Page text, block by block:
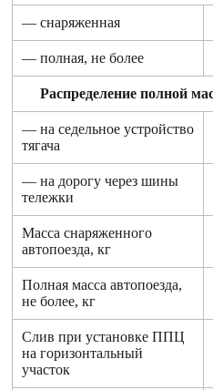
— снаряженная
— полная, не более
Распределение полной
— на седельное устройство
тягача
— на дорогу через шины
тележки
Масса снаряженного
автопоезда, кг
Полная масса автопоезда,
не более, кг
Слив при установке ППЦ
на горизонтальный
участок